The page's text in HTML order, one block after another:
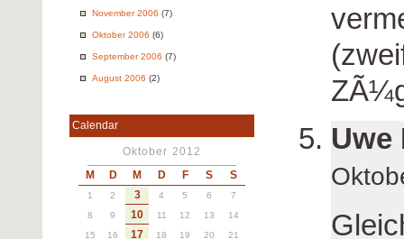
November 2006 (7)
Oktober 2006 (6)
September 2006 (7)
August 2006 (2)
Calendar
Oktober 2012
M D M D F S S
1 2 3 4 5 6
7
8
9 10 11 12 13
14
15
16 17 18 19 20
21
Uwe